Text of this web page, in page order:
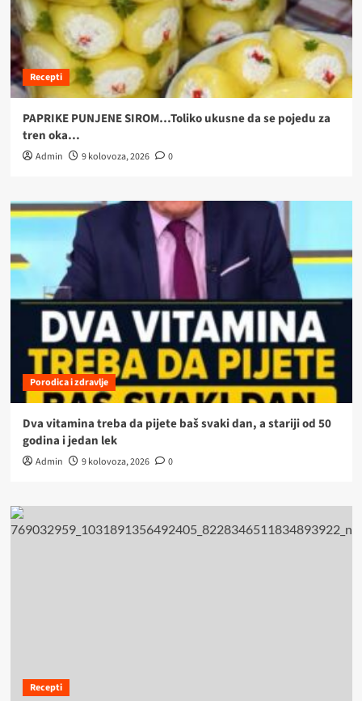
Recepti
PAPRIKE PUNJENE SIROM…Toliko ukusne da se pojedu za
tren oka…
Admin 9 kolovoza, 2026 0
Porodica i zdravlje
Dva vitamina treba da pijete baš svaki dan, a stariji od 50
godina i jedan lek
Admin 9 kolovoza, 2026 0
Recepti